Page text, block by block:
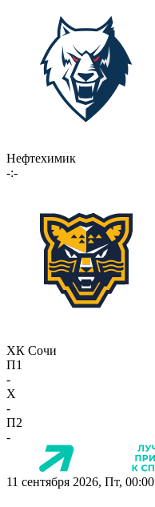
Нефтехимик
-:-
ХК Сочи
П1
-
X
-
П2
-
11 сентября 2026, Пт, 00:00